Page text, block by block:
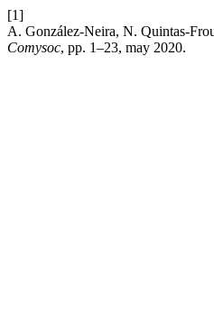
[1]
A. González-Neira, N. Quintas-
Comysoc, pp. 1–23, may 2020.